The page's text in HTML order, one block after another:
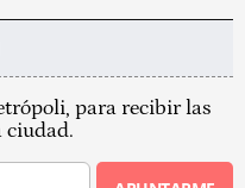
para recibir las
ciudad.